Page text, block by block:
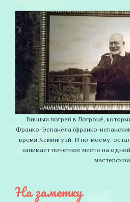
Винный погреб в Логронё,
Франко-Эспанёла (франко-
время Хемингуэй. И по-моему,
занимает почетное место на
На заметку